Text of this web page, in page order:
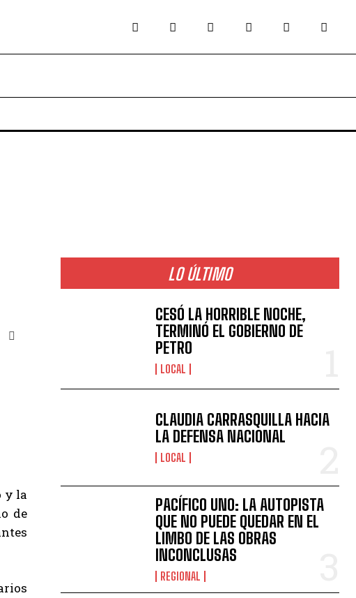
y la
de
LO ÚLTIMO
CESÓ LA HORRIBLE NOCHE,
TERMINÓ EL GOBIERNO DE
PETRO
LOCAL
CLAUDIA CARRASQUILLA HACIA
LA DEFENSA NACIONAL
LOCAL
PACÍFICO UNO: LA AUTOPISTA
QUE NO PUEDE QUEDAR EN EL
LIMBO DE LAS OBRAS
INCONCLUSAS
REGIONAL